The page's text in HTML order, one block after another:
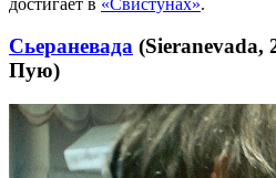
Сьераневада (Sieranevada,
Пую)